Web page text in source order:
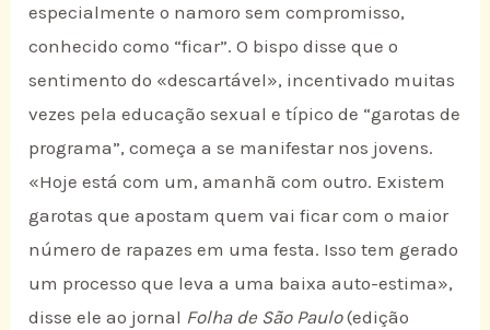
especialmente o namoro sem compromisso,
conhecido como “ficar”. O bispo disse que o
sentimento do «descartável», incentivado muitas
vezes pela educação sexual e típico de “garotas de
programa”, começa a se manifestar nos jovens.
«Hoje está com um, amanhã com outro. Existem
garotas que apostam quem vai ficar com o maior
número de rapazes em uma festa. Isso tem gerado
um processo que leva a uma baixa auto-estima»,
disse ele ao jornal Folha de São Paulo(edição